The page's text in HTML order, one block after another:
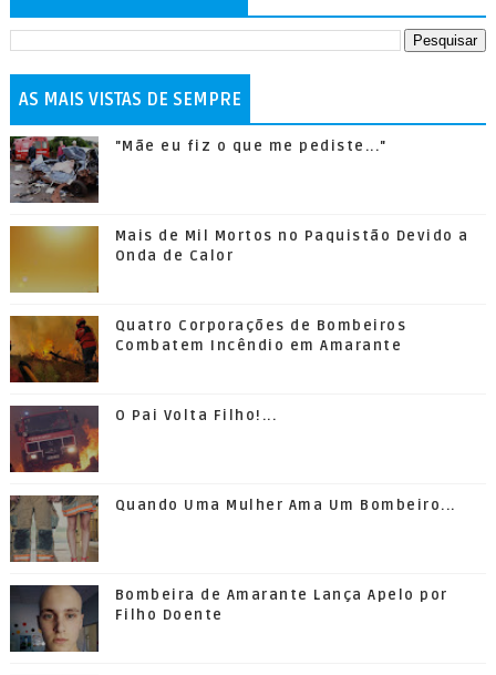
AS MAIS VISTAS DE SEMPRE
"Mãe eu fiz o que me pediste..."
Mais de Mil Mortos no Paquistão Devido a
Onda de Calor
Quatro Corporações de Bombeiros
Combatem Incêndio em Amarante
O Pai Volta Filho!...
Quando Uma Mulher Ama Um Bombeiro...
Bombeira de Amarante Lança Apelo por
Filho Doente